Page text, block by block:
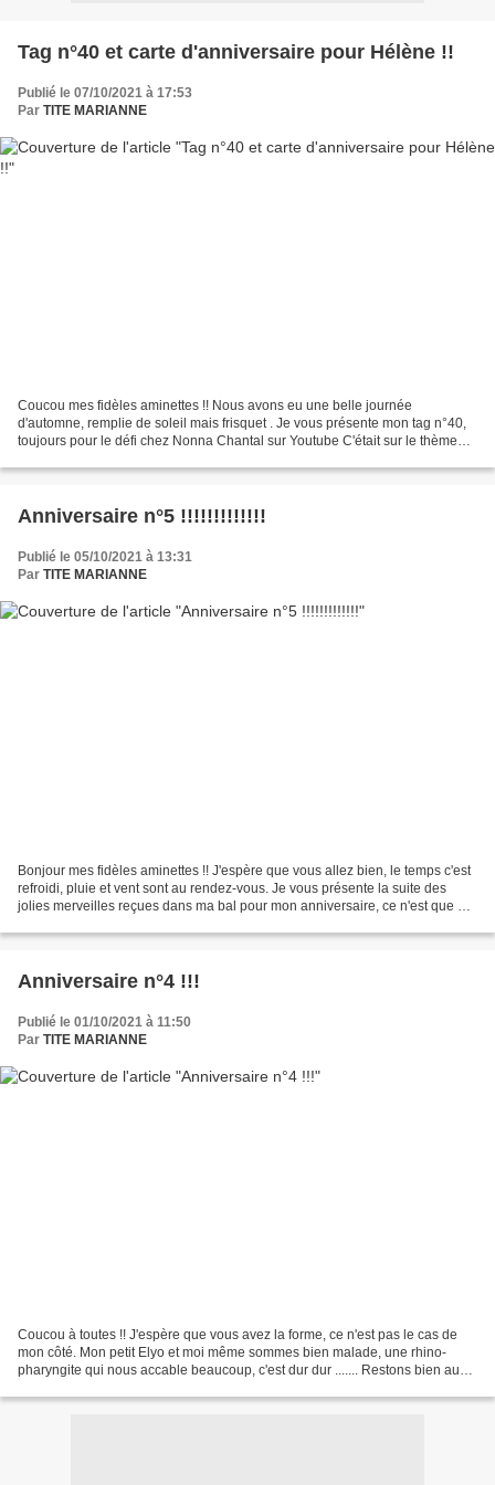
Tag n°40 et carte d'anniversaire pour Hélène !!
Publié le 07/10/2021 à 17:53
Par TITE MARIANNE
Coucou mes fidèles aminettes !! Nous avons eu une belle journée
d'automne, remplie de soleil mais frisquet . Je vous présente mon tag n°40,
toujours pour le défi chez Nonna Chantal sur Youtube C'était sur le thème
Anniversaire n°5 !!!!!!!!!!!!!
Publié le 05/10/2021 à 13:31
Par TITE MARIANNE
Bonjour mes fidèles aminettes !! J'espère que vous allez bien, le temps c'est
refroidi, pluie et vent sont au rendez-vous. Je vous présente la suite des
jolies merveilles reçues dans ma bal pour mon anniversaire, ce n'est que du
Anniversaire n°4 !!!
Publié le 01/10/2021 à 11:50
Par TITE MARIANNE
Coucou à toutes !! J'espère que vous avez la forme, ce n'est pas le cas de
mon côté. Mon petit Elyo et moi même sommes bien malade, une rhino-
pharyngite qui nous accable beaucoup, c'est dur dur ....... Restons bien au